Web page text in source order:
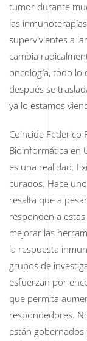
tumor durante
las
supervivientes a
cambia
oncología, todo lo
después se
ya lo estamos
Coincide Federico
Bioinformática en
es una realidad.
curados. Hace
resalta que a
responden a
mejorar las
la respuesta
grupos de
esfuerzan por
que permita
respondedores.
están